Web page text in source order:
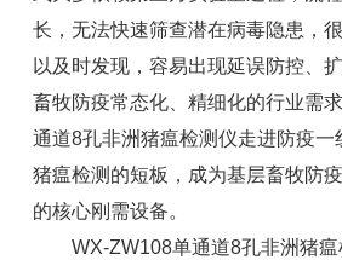
长，无法快速筛查潜在病毒隐患，
以及时发现，容易出现延误防控、
畜牧防疫常态化、精细化的行业需
通道8孔非洲猪瘟检测仪走进防疫一
猪瘟检测的短板，成为基层畜牧防
的核心刚需设备。
WX-ZW108单通道8孔非洲猪瘟